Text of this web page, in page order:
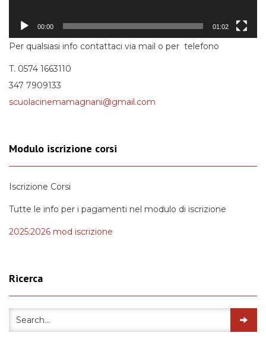
00:00 01:02
Per qualsiasi info contattaci via mail o per telefono
T. 0574 1663110
347 7909133
scuolacinemamagnani@gmail.com
Modulo iscrizione corsi
Iscrizione Corsi
Tutte le info per i pagamenti nel modulo di iscrizione
2025:2026 mod iscrizione
Ricerca